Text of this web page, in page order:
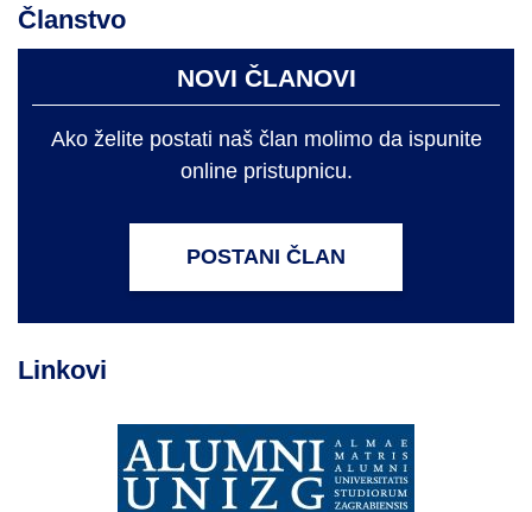
Članstvo
NOVI ČLANOVI
Ako želite postati naš član molimo da ispunite
online pristupnicu.
POSTANI ČLAN
Linkovi